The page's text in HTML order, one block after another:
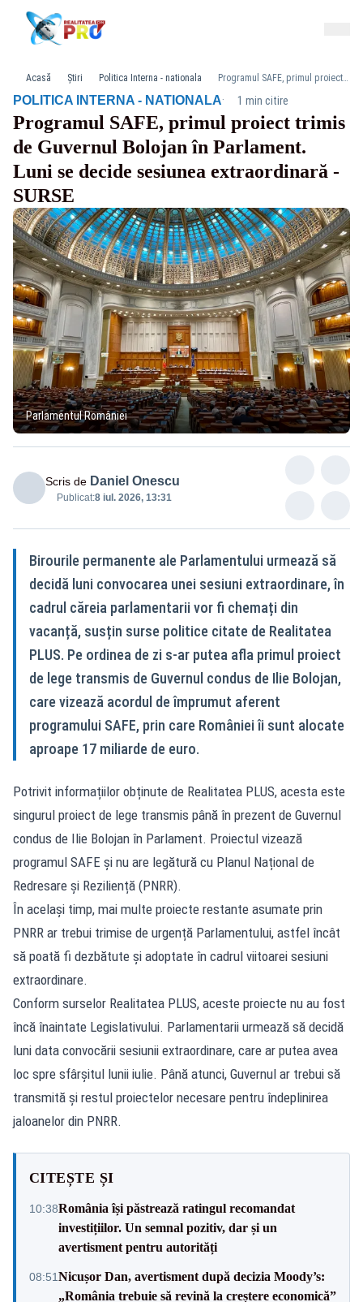
Acasă Știri Politica Interna - nationala Programul SAFE, primul proiect trimis de Guvernul Bolojan în Parlament. Luni se decide sesiunea extraordinară - SURSE
POLITICA INTERNA - NATIONALA· 1 min citire
Programul SAFE, primul proiect trimis
de Guvernul Bolojan în Parlament.
Luni se decide sesiunea extraordinară -
SURSE
Parlamentul României
Scris de Daniel Onescu
Publicat:8 iul. 2026, 13:31
Birourile permanente ale Parlamentului urmează să
decidă luni convocarea unei sesiuni extraordinare, în
cadrul căreia parlamentarii vor fi chemați din
vacanță, susțin surse politice citate de Realitatea
PLUS. Pe ordinea de zi s-ar putea afla primul proiect
de lege transmis de Guvernul condus de Ilie Bolojan,
care vizează acordul de împrumut aferent
programului SAFE, prin care României îi sunt alocate
aproape 17 miliarde de euro.
Potrivit informațiilor obținute de Realitatea PLUS, acesta este
singurul proiect de lege transmis până în prezent de Guvernul
condus de Ilie Bolojan în Parlament. Proiectul vizează
programul SAFE și nu are legătură cu Planul Național de
Redresare și Reziliență (PNRR).
În același timp, mai multe proiecte restante asumate prin
PNRR ar trebui trimise de urgență Parlamentului, astfel încât
să poată fi dezbătute și adoptate în cadrul viitoarei sesiuni
extraordinare.
Conform surselor Realitatea PLUS, aceste proiecte nu au fost
încă înaintate Legislativului. Parlamentarii urmează să decidă
luni data convocării sesiunii extraordinare, care ar putea avea
loc spre sfârșitul lunii iulie. Până atunci, Guvernul ar trebui să
transmită și restul proiectelor necesare pentru îndeplinirea
jaloanelor din PNRR.
CITEȘTE ȘI
10:38România își păstrează ratingul recomandat
investițiilor. Un semnal pozitiv, dar și un
avertisment pentru autorități
08:51Nicușor Dan, avertisment după decizia Moody’s:
„România trebuie să revină la creștere economică”